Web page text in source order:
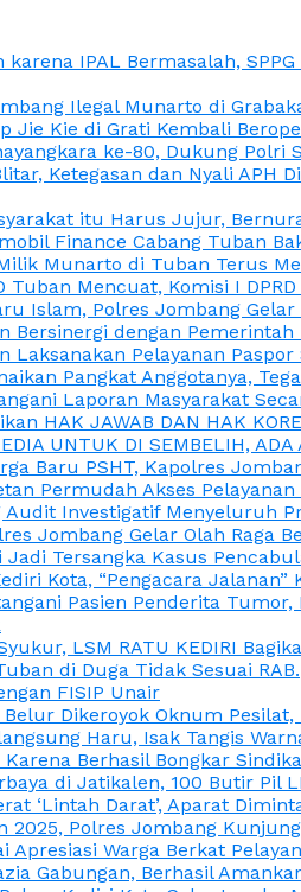
karena IPAL Bermasalah,
Ilegal Munarto di
Jie Kie di Grati Kembali
ke-80, Dukung Polri
Ketegasan dan Nyali APH
itu Harus Jujur,
Finance Cabang Tuban
Munarto di Tuban Terus
Tuban Mencuat, Komisi I
Islam, Polres Jombang Gelar
Bersinergi dengan
Laksanakan Pelayanan
Pangkat Anggotanya,
Laporan Masyarakat
HAK JAWAB DAN HAK
UNTUK DI SEMBELIH, ADA
Baru PSHT, Kapolres
Permudah Akses
Audit Investigatif Menyeluruh
Jombang Gelar Olah Raga
Tersangka Kasus
Kota, “Pengacara Jalanan”
Pasien Penderita
LSM RATU KEDIRI
di Duga Tidak Sesuai RAB.
FISIP Unair
Dikeroyok Oknum
Haru, Isak Tangis
Berhasil Bongkar
di Jatikalen, 100 Butir Pil
‘Lintah Darat’, Aparat
Polres Jombang
Apresiasi Warga Berkat
Gabungan, Berhasil